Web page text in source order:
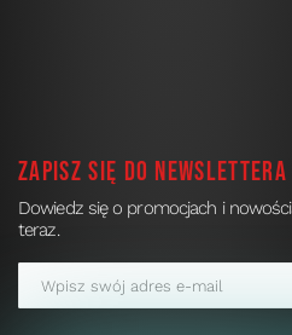
Zapisz się do newslettera
Dowiedz się o promocjach i
teraz.